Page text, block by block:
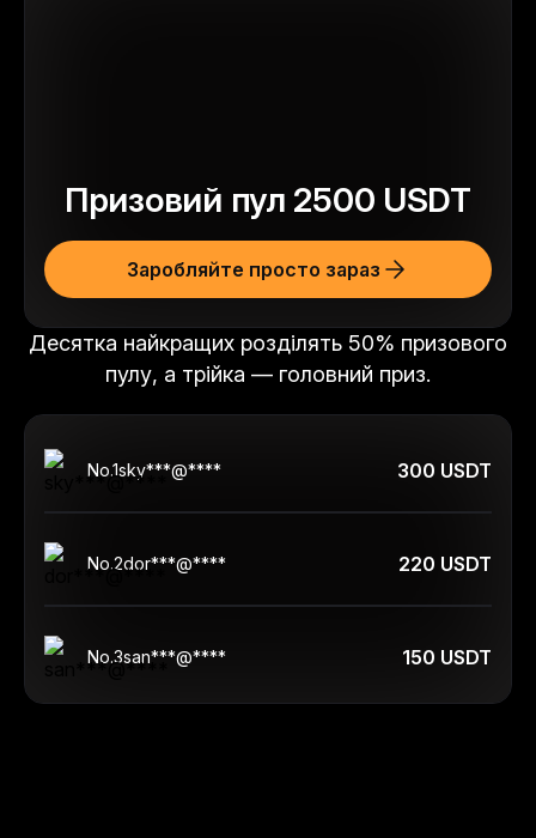
Десятка найкращих розділять 50% призового
пулу, а трійка — головний приз.
No.1sky***@**** 300 USDT
No.2dor***@**** 220 USDT
No.3san***@**** 150 USDT
Призовий пул 2500 USDT
Заробляйте просто зараз